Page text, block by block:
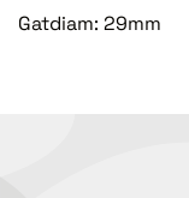
Gatdiam: 29mm